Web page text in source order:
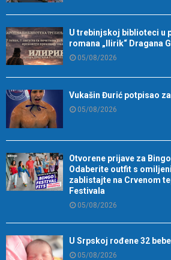
U trebinjskoj biblioteci u
romana „Ilirik“ Dragana
05/08/2026
Vukašin Đurić potpisao
05/08/2026
Otvorene prijave za
Odaberite outfit s
zablistajte na Crvenom
Festivala
05/08/2026
U Srpskoj rođene 32
05/08/2026